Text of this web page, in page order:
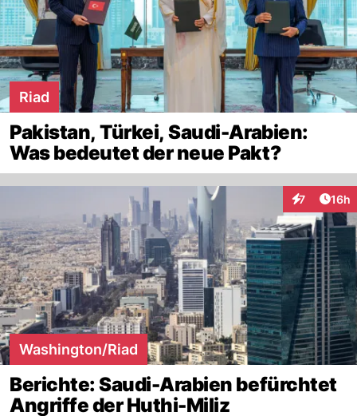
Riad
Pakistan, Türkei, Saudi-Arabien:
Was bedeutet der neue Pakt?
7 16h
Washington/Riad
Berichte: Saudi-Arabien befürchtet
Angriffe der Huthi-Miliz